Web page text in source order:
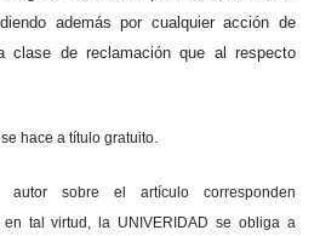
además por cualquier acción de
clase de reclamación que al respecto
hace a título gratuito.
sobre el artículo corresponden
en tal virtud, la UNIVERIDAD se obliga a